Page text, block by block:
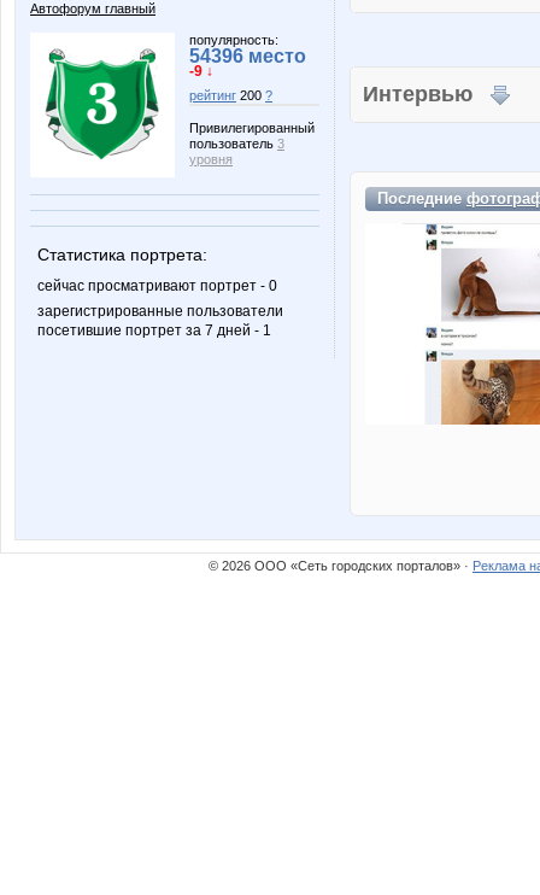
Автофорум главный
популярность:
54396 место
-9 ↓
рейтинг 200 ?
Привилегированный
пользователь 3
уровня
Статистика портрета:
сейчас просматривают портрет - 0
зарегистрированные пользователи
посетившие портрет за 7 дней - 1
Интервью
Последние
© 2026 ООО «Сеть городских порталов» · Реклама